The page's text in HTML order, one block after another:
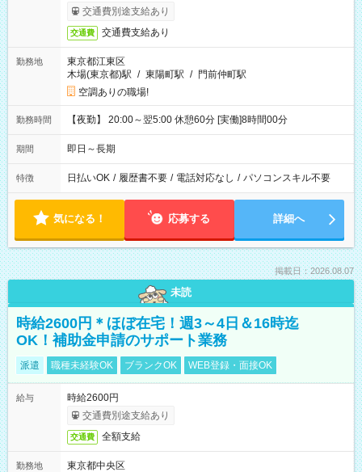
合）交通費別途支給あり
交通費 交通費支給あり
勤務地
東京都江東区
木場(東京都)駅 / 東陽町駅 / 門前仲町駅
空調ありの職場!
勤務時間 【夜勤】 20:00～翌5:00 休憩60分 [実働]8時間00分
期間 即日～長期
特徴 日払いOK / 履歴書不要 / 電話対応なし / パソコンスキル不要
気になる！ 応募する 詳細へ
掲載日：2026.08.07
未読
時給2600円＊ほぼ在宅！週3～4日＆16時迄
OK！補助金申請のサポート業務
派遣 職種未経験OK ブランクOK WEB登録・面接OK
給与
時給2600円
交通費別途支給あり
交通費 全額支給
勤務地
東京都中央区